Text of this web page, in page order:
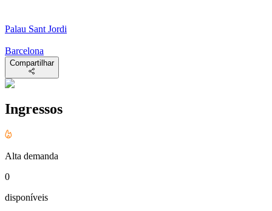
Palau Sant Jordi
Barcelona
Compartilhar
Ingressos
Alta demanda
0
disponíveis